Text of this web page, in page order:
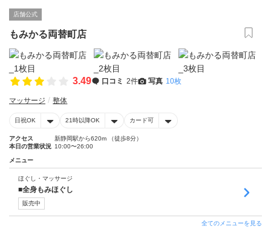
店舗公式
もみかる両替町店
3.49 口コミ 2件 写真 10枚
マッサージ 整体
日祝OK 21時以降OK カード可
アクセス
新静岡駅から620m （徒歩8分）
本日の営業状況 10:00〜26:00
メニュー
ほぐし・マッサージ
■全身もみほぐし
販売中
全てのメニューを見る